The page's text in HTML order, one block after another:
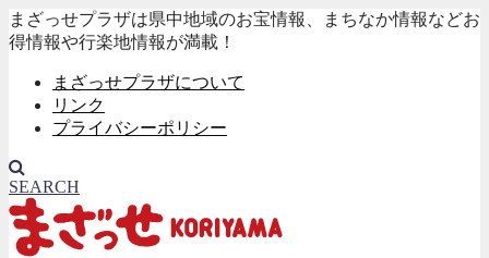
まざっせプラザは県中地域のお宝情報、まちなか情報などお
得情報や行楽地情報が満載！
まざっせプラザについて
リンク
プライバシーポリシー
SEARCH